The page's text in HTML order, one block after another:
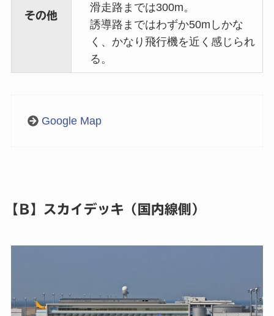
その他
滑走路までは300m。
誘導路まではわずか50mしかな
く、かなり飛行機を近く感じられ
る。
Google Map
【B】スカイデッキ（国内線側）